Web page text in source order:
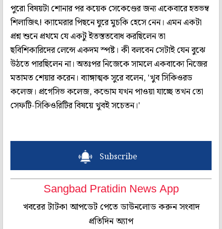
পুরো বিষয়টা শোনার পর কয়েক সেকেণ্ডের জন্য একেবারে হতভম্ব
শিলাজিৎ! ক্যামেরার পিছনে ঘুরে মুচকি হেসে নেন। এমন একটা
প্রশ্ন শুনে প্রথমে যে একটু ইতস্ততবোধ করছিলেন তা
ছবিশিকারিদের লেন্সে একদম স্পষ্ট। কী বলবেন সেটাই যেন বুঝে
উঠতে পারছিলেন না। অতঃপর নিজেকে সামলে একবাক্যে নিজের
মতামত শেয়ার করেন। ব্যাঙ্গাত্মক সুরে বলেন, 'খুব সিকিওরড
কলেজ। প্রগেসিভ কলেজ, কন্ডোম যখন পাওয়া যাচ্ছে তখন তো
সেফটি-সিকিওরিটির বিষয়ে খুবই সচেতন।'
Subscribe
Sangbad Pratidin News App
খবরের টাটকা আপডেট পেতে ডাউনলোড করুন সংবাদ
প্রতিদিন অ্যাপ